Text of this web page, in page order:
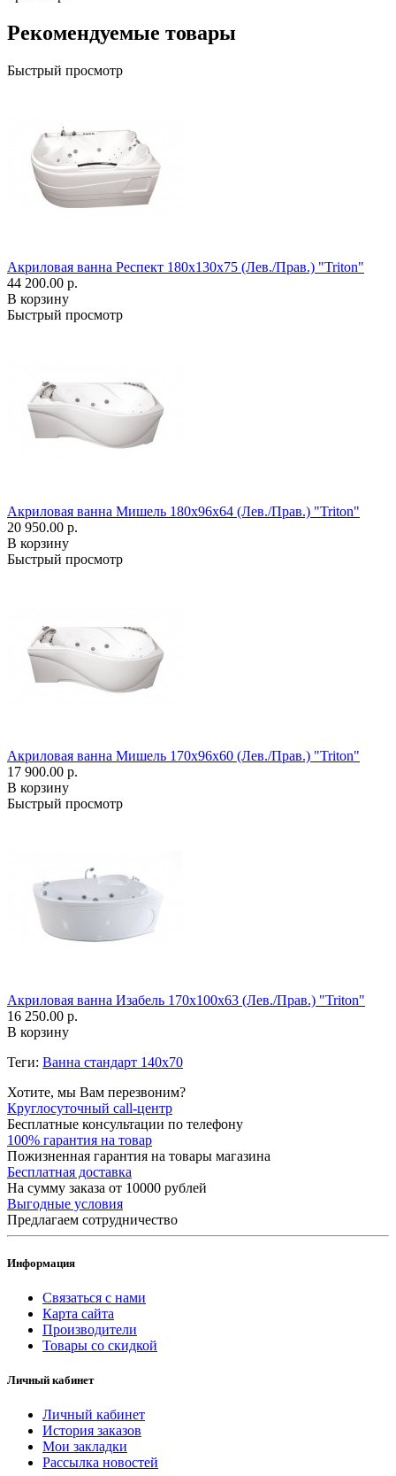
Рекомендуемые товары
Быстрый просмотр
Акриловая ванна Респект 180x130x75 (Лев./Прав.) "Triton"
44 200.00 р.
В корзину
Быстрый просмотр
Акриловая ванна Мишель 180x96x64 (Лев./Прав.) "Triton"
20 950.00 р.
В корзину
Быстрый просмотр
Акриловая ванна Мишель 170x96x60 (Лев./Прав.) "Triton"
17 900.00 р.
В корзину
Быстрый просмотр
Акриловая ванна Изабель 170x100x63 (Лев./Прав.) "Triton"
16 250.00 р.
В корзину
Теги: Ванна стандарт 140x70
Хотите, мы Вам перезвоним?
Круглосуточный call-центр
Бесплатные консультации по телефону
100% гарантия на товар
Пожизненная гарантия на товары магазина
Бесплатная доставка
На сумму заказа от 10000 рублей
Выгодные условия
Предлагаем сотрудничество
Информация
Связаться с нами
Карта сайта
Производители
Товары со скидкой
Личный кабинет
Личный кабинет
История заказов
Мои закладки
Рассылка новостей